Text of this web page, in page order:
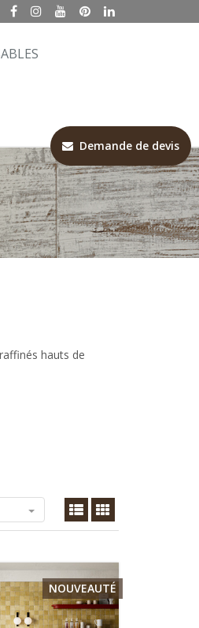
hauts de
NOUVEAUTÉ
Demande de devis